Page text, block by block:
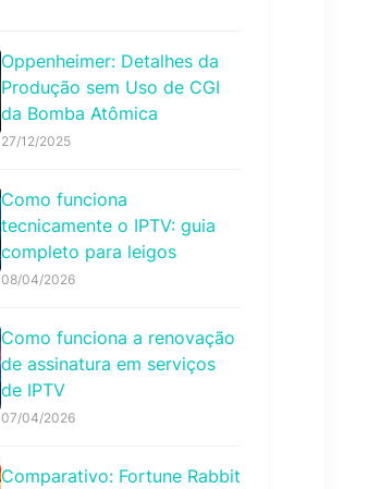
Oppenheimer: Detalhes da
Produção sem Uso de CGI
da Bomba Atômica
27/12/2025
Como funciona
tecnicamente o IPTV: guia
completo para leigos
08/04/2026
Como funciona a renovação
de assinatura em serviços
de IPTV
07/04/2026
Comparativo: Fortune Rabbit